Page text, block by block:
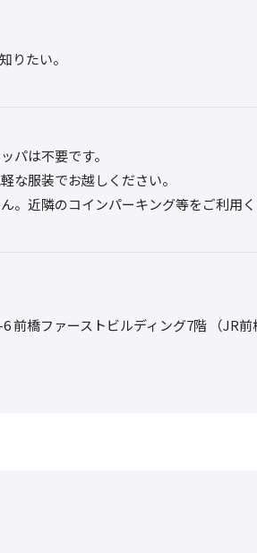
りたい。
パは不要です。
な服装でお越しください。
。近隣のコインパーキング等をご利用
前橋ファーストビルディング7階 （JR